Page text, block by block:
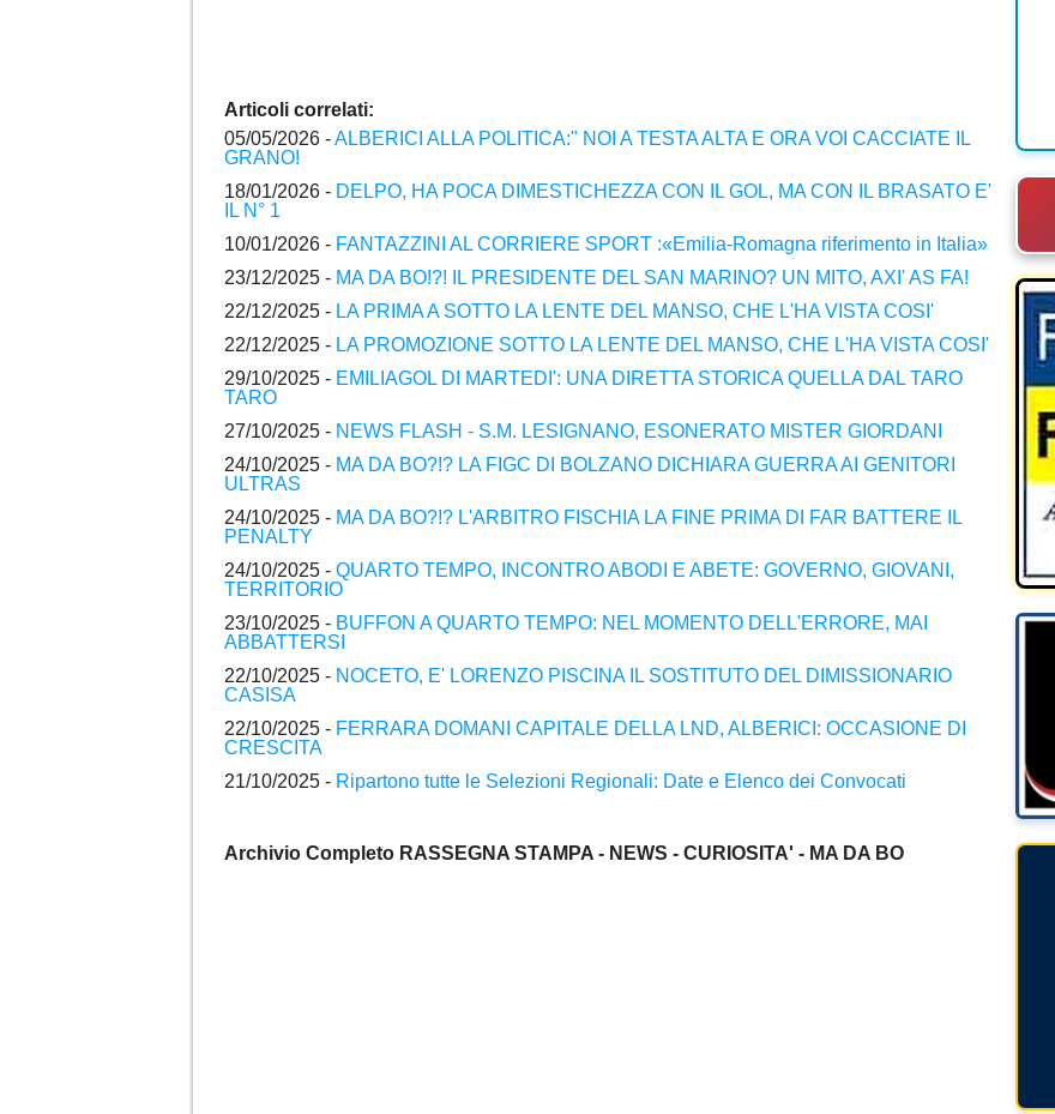
Articoli correlati:
05/05/2026 -ALBERICI ALLA POLITICA:" NOI A TESTA ALTA E ORA VOI CACCIATE IL
GRANO!
18/01/2026 - DELPO, HA POCA DIMESTICHEZZA CON IL GOL, MA CON IL BRASATO E'
IL N° 1
10/01/2026 - FANTAZZINI AL CORRIERE SPORT :«Emilia-Romagna riferimento in Italia»
23/12/2025 - MA DA BO!?! IL PRESIDENTE DEL SAN MARINO? UN MITO, AXI' AS FA!
22/12/2025 - LA PRIMA A SOTTO LA LENTE DEL MANSO, CHE L'HA VISTA COSI'
22/12/2025 - LA PROMOZIONE SOTTO LA LENTE DEL MANSO, CHE L'HA VISTA COSI'
29/10/2025 - EMILIAGOL DI MARTEDI': UNA DIRETTA STORICA QUELLA DAL TARO
TARO
27/10/2025 - NEWS FLASH - S.M. LESIGNANO, ESONERATO MISTER GIORDANI
24/10/2025 - MA DA BO?!? LA FIGC DI BOLZANO DICHIARA GUERRA AI GENITORI
ULTRAS
24/10/2025 - MA DA BO?!? L'ARBITRO FISCHIA LA FINE PRIMA DI FAR BATTERE IL
PENALTY
24/10/2025 - QUARTO TEMPO, INCONTRO ABODI E ABETE: GOVERNO, GIOVANI,
TERRITORIO
23/10/2025 - BUFFON A QUARTO TEMPO: NEL MOMENTO DELL'ERRORE, MAI
ABBATTERSI
22/10/2025 - NOCETO, E' LORENZO PISCINA IL SOSTITUTO DEL DIMISSIONARIO
CASISA
22/10/2025 - FERRARA DOMANI CAPITALE DELLA LND, ALBERICI: OCCASIONE DI
CRESCITA
21/10/2025 - Ripartono tutte le Selezioni Regionali: Date e Elenco dei Convocati
Archivio Completo RASSEGNA STAMPA - NEWS - CURIOSITA' - MA DA BO